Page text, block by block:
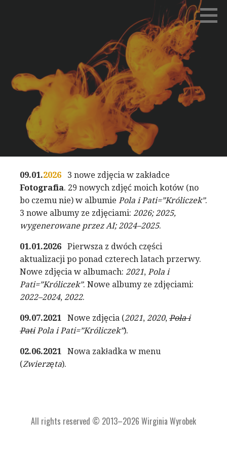
09.01.2026 3 nowe zdjęcia w zakładce
Fotografia. 29 nowych zdjęć moich kotów (no
bo czemu nie) w albumie Pola i Pati=”Króliczek”.
3 nowe albumy ze zdjęciami: 2026; 2025,
wygenerowane przez AI; 2024–2025.
01.01.2026 Pierwsza z dwóch części
aktualizacji po ponad czterech latach przerwy.
Nowe zdjęcia w albumach: 2021, Pola i
Pati=”Króliczek”. Nowe albumy ze zdjęciami:
2022–2024, 2022.
09.07.2021 Nowe zdjęcia (2021, 2020, Pola i
PatiPola i Pati=”Króliczek”).
02.06.2021 Nowa zakładka w menu
(Zwierzęta).
All rights reserved © 2013–2026 Wirginia Wyrobek